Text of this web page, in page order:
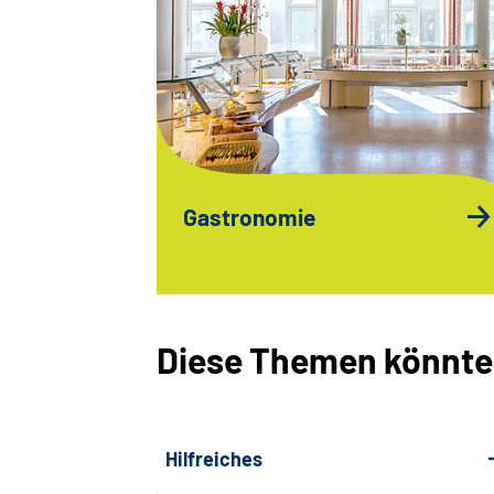
Gastronomie
Diese Themen
Hilfreiches